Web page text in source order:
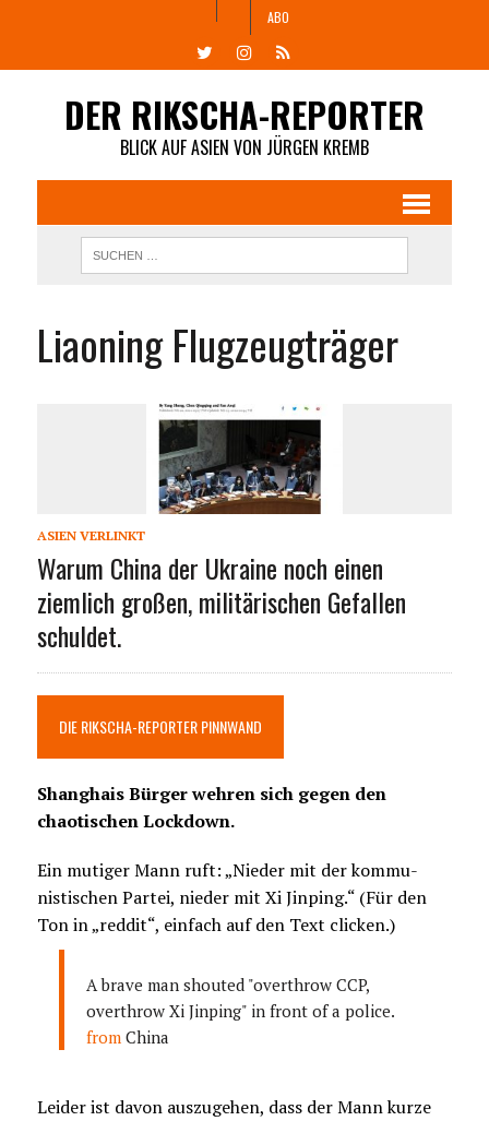
ABO
DER RIKSCHA-REPORTER
BLICK AUF ASIEN VON JÜRGEN KREMB
Liaoning Flugzeugträger
ASIEN VERLINKT
Warum China der Ukraine noch einen
ziemlich großen, militärischen Gefallen
schuldet.
DIE RIKSCHA-REPORTER PINNWAND
Shanghais Bürger wehren sich gegen den
chaotischen Lockdown.
Ein mutiger Mann ruft: „Nieder mit der kommu-
nistischen Partei, nieder mit Xi Jinping.“ (Für den
Ton in „reddit“, einfach auf den Text clicken.)
A brave man shouted "overthrow CCP,
overthrow Xi Jinping" in front of a police.
from China
Leider ist davon auszugehen, dass der Mann kurze